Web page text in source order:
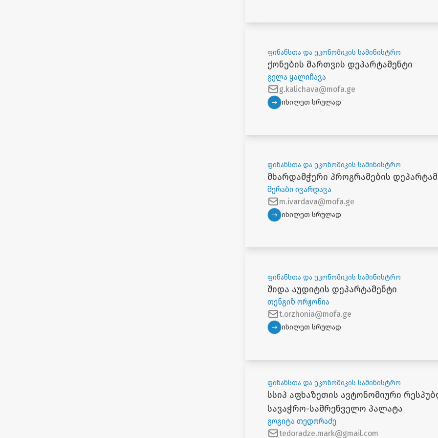
ფინანსთა და ეკონომიკის სამინისტრო
ქონების მართვის დეპარტამენტი
გელა ყალიჩავა
g.kalichava@mofa.ge
იხილეთ სრულად
ფინანსთა და ეკონომიკის სამინისტრო
მხარდამჭერი პროგრამების
მერაბი ივარდავა
m.ivardava@mofa.ge
იხილეთ სრულად
ფინანსთა და ეკონომიკის სამინისტრო
შიდა აუდიტის დეპარტამენტი
თენგიზ ორჟონია
t.orzhonia@mofa.ge
იხილეთ სრულად
ფინანსთა და ეკონომიკის სამინისტრო
სსიპ აფხაზეთის ავტონომიური
სავაჭრო-სამრეწველო პალატა
გოგიტა თედორაძე
tedoradze.mark@gmail.com